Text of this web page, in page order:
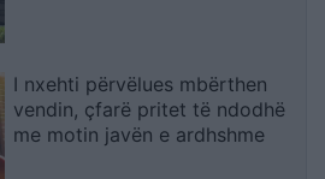
I nxehti përvëlues mbërthen
vendin, çfarë pritet të ndodhë
me motin javën e ardhshme